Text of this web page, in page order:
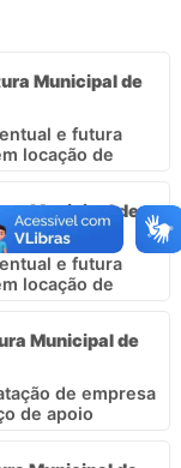
Municipal de
e futura
locação de
Municipal de
e futura
locação de
Municipal de
de empresa
de apoio